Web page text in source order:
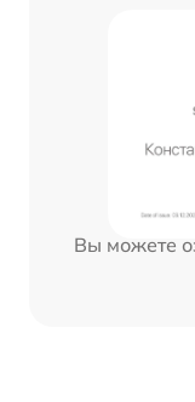
Вы можете